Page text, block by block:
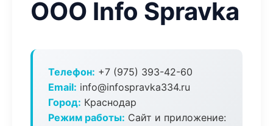
ООО Info Spravka
Телефон: +7 (975) 393-42-60
Email: info@infospravka334.ru
Город: Краснодар
Режим работы: Сайт и приложение: